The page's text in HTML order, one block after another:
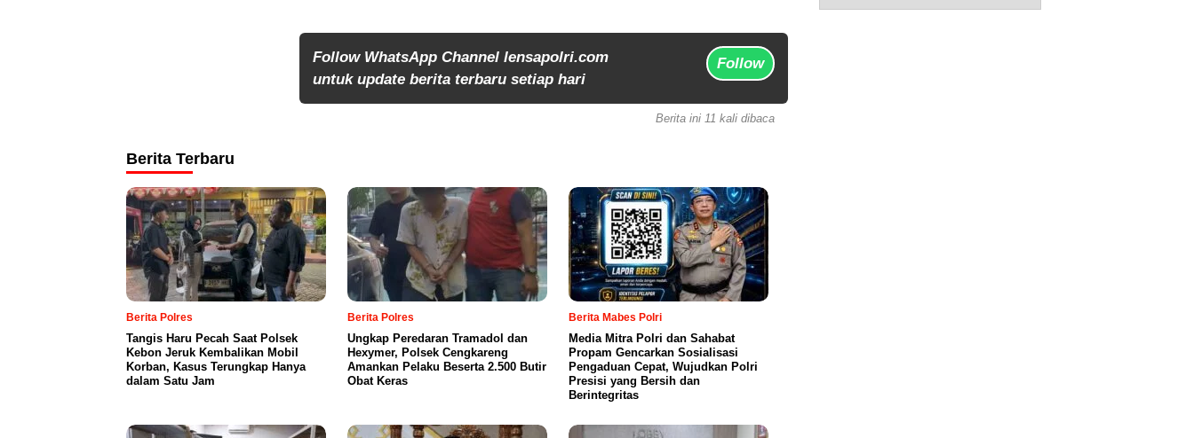
Follow WhatsApp Channel lensapolri.com
untuk update berita terbaru setiap hari
Follow
Berita ini 11 kali dibaca
Berita Terbaru
Berita Polres
Tangis Haru Pecah Saat Polsek
Kebon Jeruk Kembalikan Mobil
Korban, Kasus Terungkap Hanya
dalam Satu Jam
Berita Polres
Ungkap Peredaran Tramadol dan
Hexymer, Polsek Cengkareng
Amankan Pelaku Beserta 2.500 Butir
Obat Keras
Berita Mabes Polri
Media Mitra Polri dan Sahabat
Propam Gencarkan Sosialisasi
Pengaduan Cepat, Wujudkan Polri
Presisi yang Bersih dan
Berintegritas